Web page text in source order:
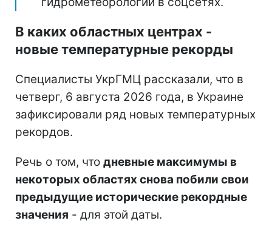
В каких областных центрах -
новые температурные рекорды
Специалисты УкрГМЦ рассказали, что в
четверг, 6 августа 2026 года, в Украине
зафиксировали ряд новых температурных
рекордов.
Речь о том, что дневные максимумы в
некоторых областях снова побили свои
предыдущие исторические рекордные
значения - для этой даты.